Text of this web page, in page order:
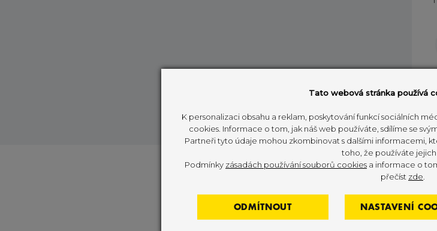
Tato webová stránka používá
K personalizaci obsahu a reklam, poskytování funkcí sociálních
cookies. Informace o tom, jak náš web používáte, sdílíme se
Partneři tyto údaje mohou zkombinovat s dalšími informacemi,
toho, že používáte jejich
Podmínky zásadách používání souborů cookiesa informace o
přečíst zde
ODMÍTNOUT NASTAVENÍ